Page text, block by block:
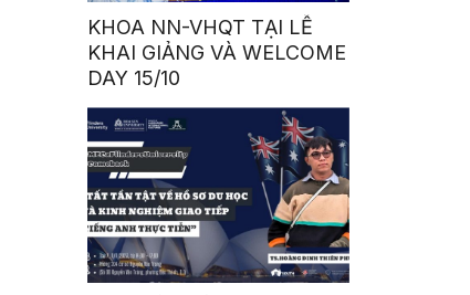
KHOA NN-VHQT TẠI LỄ
KHAI GIẢNG VÀ WELCOME
DAY 15/10